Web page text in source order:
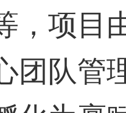
，项目
团队管